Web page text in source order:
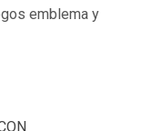
emblema y